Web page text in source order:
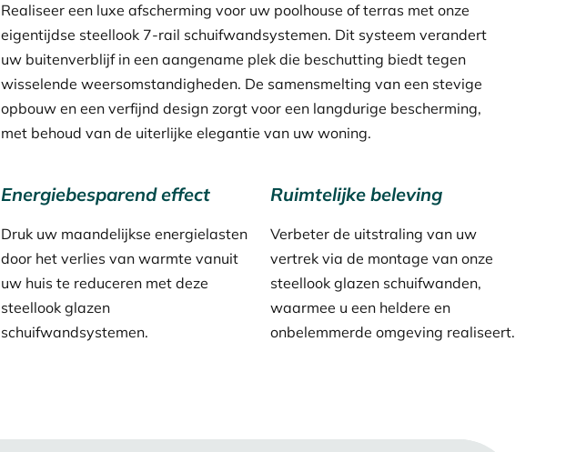
Realiseer een luxe afscherming voor uw poolhouse of terras met onze
eigentijdse steellook 7-rail schuifwandsystemen. Dit systeem verandert
uw buitenverblijf in een aangename plek die beschutting biedt tegen
wisselende weersomstandigheden. De samensmelting van een stevige
opbouw en een verfijnd design zorgt voor een langdurige bescherming,
met behoud van de uiterlijke elegantie van uw woning.
Energiebesparend effect
Druk uw maandelijkse energielasten
door het verlies van warmte vanuit
uw huis te reduceren met deze
steellook glazen
schuifwandsystemen.
Ruimtelijke beleving
Verbeter de uitstraling van uw
vertrek via de montage van onze
steellook glazen schuifwanden,
waarmee u een heldere en
onbelemmerde omgeving realiseert.